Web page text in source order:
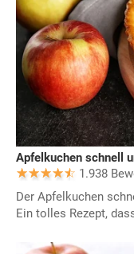
Apfelkuchen schnell
1.938
Der Apfelkuchen
Ein tolles Rezept,